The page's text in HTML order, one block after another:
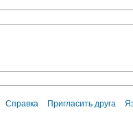
Справка Пригласить друга